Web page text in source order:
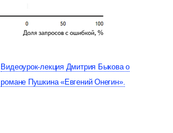
Видеоурок-лекция Дмитрия Быкова о
романе Пушкина «Евгений Онегин».